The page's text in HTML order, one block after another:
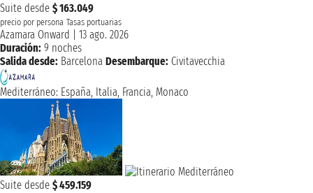
Suite desde $ 163.049
precio por persona Tasas portuarias
Azamara Onward
13 ago. 2026
Duración: 9 noches
Salida desde: Barcelona Desembarque: Civitavecchia
Mediterráneo: España, Italia, Francia, Monaco
Suite desde $ 459.159